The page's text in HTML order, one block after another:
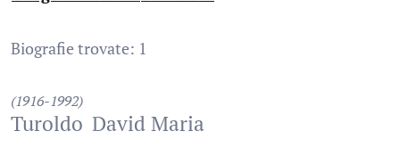
Biografie trovate: 1
(1916-1992)
Turoldo David Maria